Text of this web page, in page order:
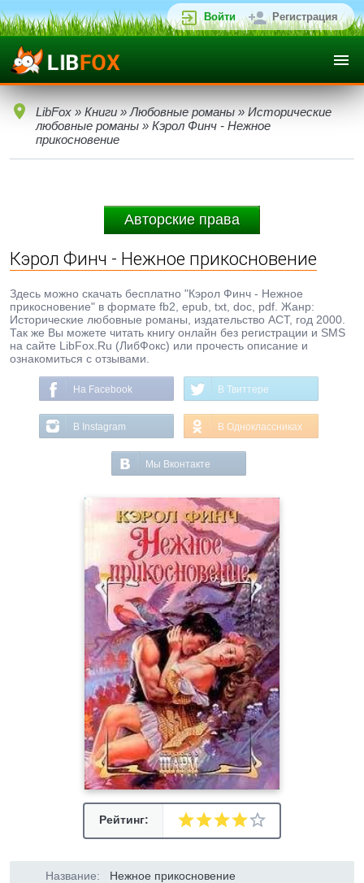
Войти Регистрация
LibFox » Книги » Любовные романы » Исторические
любовные романы » Кэрол Финч - Нежное
прикосновение
Авторские права
Кэрол Финч - Нежное прикосновение
Здесь можно скачать бесплатно "Кэрол Финч - Нежное
прикосновение" в формате fb2, epub, txt, doc, pdf. Жанр:
Исторические любовные романы, издательство АСТ, год 2000.
Так же Вы можете читать книгу онлайн без регистрации и SMS
на сайте LibFox.Ru (ЛибФокс) или прочесть описание и
ознакомиться с отзывами.
На Facebook В Твиттере
В Instagram В Одноклассниках
Мы Вконтакте
Рейтинг:
Название: Нежное прикосновение